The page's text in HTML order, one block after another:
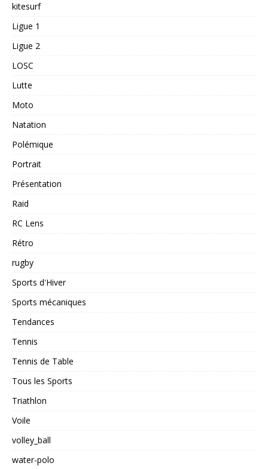
kitesurf
Ligue 1
Ligue 2
LOSC
Lutte
Moto
Natation
Polémique
Portrait
Présentation
Raid
RC Lens
Rétro
rugby
Sports d'Hiver
Sports mécaniques
Tendances
Tennis
Tennis de Table
Tous les Sports
Triathlon
Voile
volley_ball
water-polo